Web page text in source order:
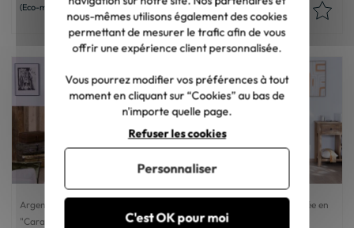
6,00 € 8,00 €
Argentier industriel métal et bois
"Caractère"
Colonne de rangement vitrée en
manguier massif "Maestro"
nous-mêmes utilisons également des cookies
permettant de mesurer le trafic afin de vous
offrir une expérience client personnalisée.
Vous pourrez modifier vos préférences à tout
moment en cliquant sur “Cookies” au bas de
n'importe quelle page.
C'est OK pour moi
Refuser les cookies
Personnaliser